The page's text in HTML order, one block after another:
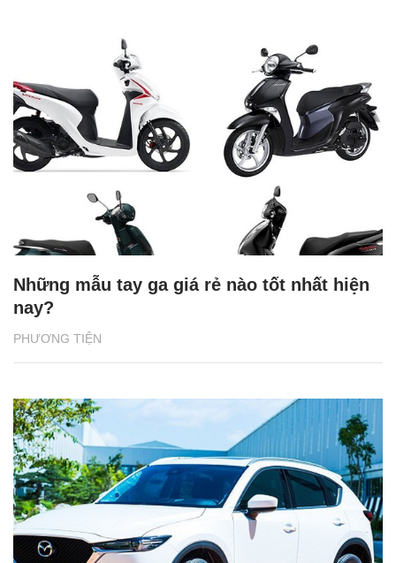
PHƯƠNG TIỆN
Những mẫu tay ga giá rẻ nào tốt nhất hiện
nay?